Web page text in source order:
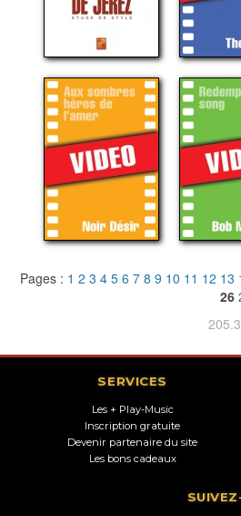
Pages : 1 2 3 4 5 6 7 8 9 10 11 12 13
26
SERVICES
Les + Play-Music
Inscription gratuite
Devenir partenaire du site
Les bons cadeaux